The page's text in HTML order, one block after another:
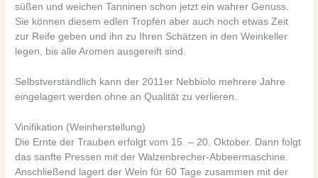
süßen und weichen Tanninen schon jetzt ein wahrer Genuss.
Sie können diesem edlen Tropfen aber auch noch etwas Zeit
zur Reife geben und ihn zu Ihren Schätzen in den Weinkeller
legen, bis alle Aromen ausgereift sind.
Selbstverständlich kann der 2011er Nebbiolo mehrere Jahre
eingelagert werden ohne an Qualität zu verlieren.
Vinifikation (Weinherstellung)
Die Ernte der Trauben erfolgt vom 15. – 20. Oktober. Dann folgt
das sanfte Pressen mit der Walzenbrecher-Abbeermaschine.
Anschließend lagert der Wein für 60 Tage zusammen mit der